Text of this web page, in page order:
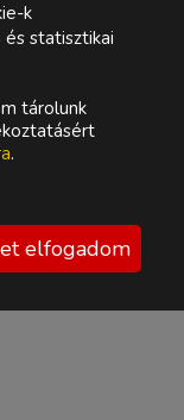
k
statisztikai
tárolunk
.
elfogadom